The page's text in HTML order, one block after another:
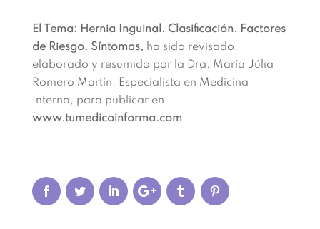
El Tema: Hernia Inguinal. Clasificación. Factores
de Riesgo. Síntomas, ha sido revisado,
elaborado y resumido por la Dra. María Júlia
Romero Martín, Especialista en Medicina
Interna, para publicar en:
www.tumedicoinforma.com